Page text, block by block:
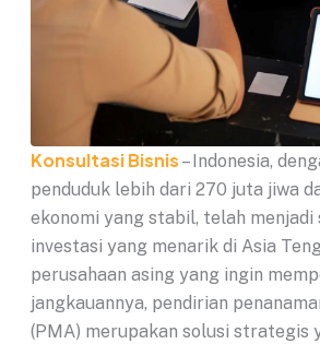
Konsultasi Bisnis – Indonesia,
penduduk lebih dari 270 juta jiwa
ekonomi yang stabil, telah menjadi
investasi yang menarik di Asia
perusahaan asing yang ingin
jangkauannya, pendirian
(PMA) merupakan solusi strategis